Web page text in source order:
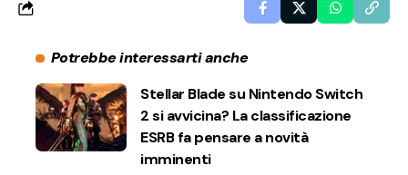
Potrebbe interessarti anche
Stellar Blade su Nintendo Switch
2 si avvicina? La classificazione
ESRB fa pensare a novità
imminenti